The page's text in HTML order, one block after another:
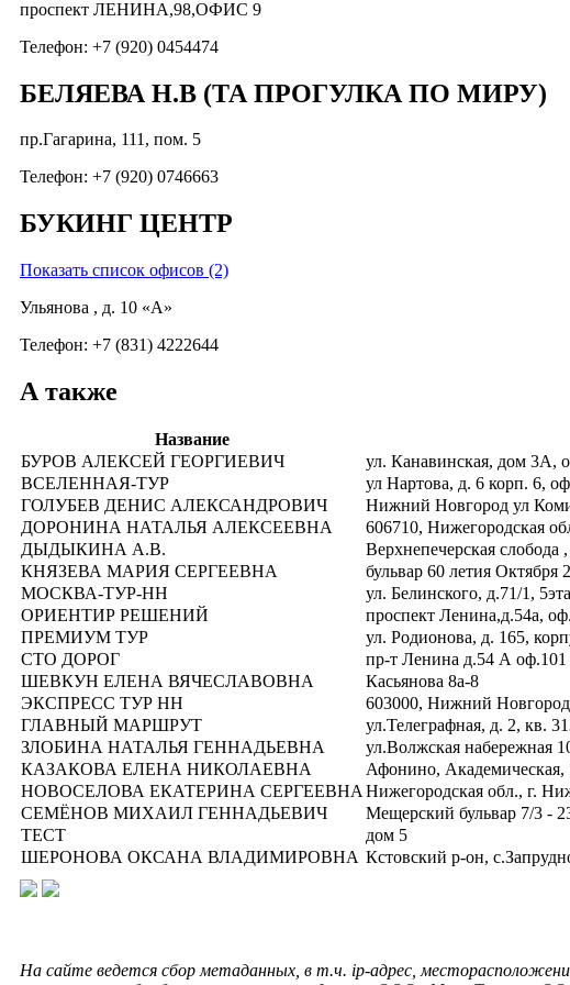
проспект ЛЕНИНА,98,ОФИС 9
Телефон: +7 (920) 0454474
БЕЛЯЕВА Н.В (ТА ПРОГУЛКА ПО МИРУ)
пр.Гагарина, 111, пом. 5
Телефон: +7 (920) 0746663
БУКИНГ ЦЕНТР
Показать список офисов (2)
Ульянова , д. 10 «А»
Телефон: +7 (831) 4222644
А также
Название
БУРОВ АЛЕКСЕЙ ГЕОРГИЕВИЧ
ул. Канавинская, дом 3А,
ВСЕЛЕННАЯ-ТУР
ул Нартова, д. 6 корп. 6,
ГОЛУБЕВ ДЕНИС АЛЕКСАНДРОВИЧ
Нижний Новгород ул
ДОРОНИНА НАТАЛЬЯ АЛЕКСЕЕВНА
606710, Нижегородская
ДЫДЫКИНА А.В.
Верхнепечерская слобода
КНЯЗЕВА МАРИЯ СЕРГЕЕВНА
бульвар 60 летия Октября
МОСКВА-ТУР-НН
ул. Белинского, д.71/1,
ОРИЕНТИР РЕШЕНИЙ
проспект Ленина,д.54а,
ПРЕМИУМ ТУР
ул. Родионова, д. 165,
СТО ДОРОГ
пр-т Ленина д.54 А оф.101
ШЕВКУН ЕЛЕНА ВЯЧЕСЛАВОВНА
Касьянова 8а-8
ЭКСПРЕСС ТУР НН
603000, Нижний
ГЛАВНЫЙ МАРШРУТ
ул.Телеграфная, д. 2, кв.
ЗЛОБИНА НАТАЛЬЯ ГЕННАДЬЕВНА
ул.Волжская набережная
КАЗАКОВА ЕЛЕНА НИКОЛАЕВНА
Афонино, Академическая,
НОВОСЕЛОВА ЕКАТЕРИНА СЕРГЕЕВНА Нижегородская обл., г.
СЕМЁНОВ МИХАИЛ ГЕННАДЬЕВИЧ
Мещерский бульвар 7/3 -
ТЕСТ
дом 5
ШЕРОНОВА ОКСАНА ВЛАДИМИРОВНА Кстовский р-он,
На сайте ведется сбор метаданных, в т.ч. ip-адрес,